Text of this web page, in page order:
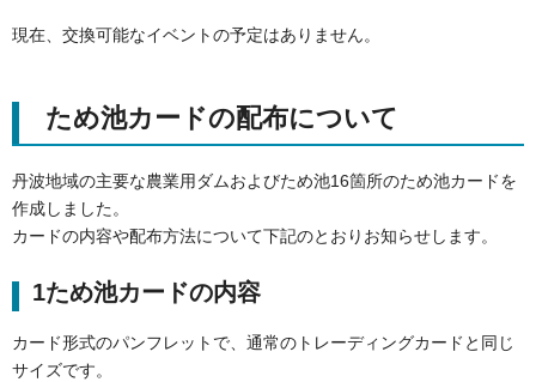
現在、交換可能なイベントの予定はありません。
ため池カードの配布について
丹波地域の主要な農業用ダムおよびため池16箇所のため池カードを
作成しました。
カードの内容や配布方法について下記のとおりお知らせします。
1ため池カードの内容
カード形式のパンフレットで、通常のトレーディングカードと同じ
サイズです。